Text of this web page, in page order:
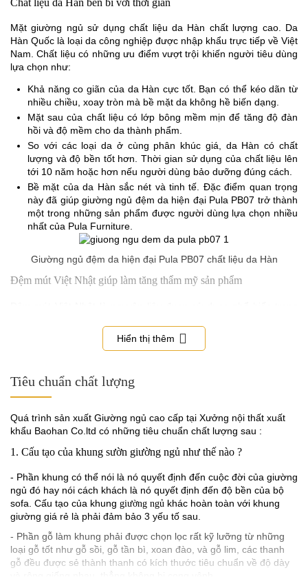
Mặt giường ngủ sử dụng chất liệu da Hàn chất lượng cao. Da
Hàn Quốc là loại da công nghiệp được nhập khẩu trực tiếp về Việt
Nam. Chất liệu có những ưu điểm vượt trội khiến người tiêu dùng
lựa chọn như:
Khả năng co giãn của da Hàn cực tốt. Bạn có thể kéo dãn từ
nhiều chiều, xoay tròn mà bề mặt da không hề biến dạng.
Mặt sau của chất liệu có lớp bông mềm mịn để tăng độ đàn
hồi và độ mềm cho da thành phẩm.
So với các loại da ở cùng phân khúc giá, da Hàn có chất
lượng và độ bền tốt hơn. Thời gian sử dụng của chất liệu lên
tới 10 năm hoặc hơn nếu người dùng bảo dưỡng đúng cách.
Bề mặt của da Hàn sắc nét và tinh tế. Đặc điểm quan trọng
này đã giúp giường ngủ đệm da hiện đại Pula PB07 trở thành
một trong những sản phẩm được người dùng lựa chọn nhiều
nhất của Pula Furniture.
Giường ngủ đệm da hiện đại Pula PB07 chất liệu da Hàn
Đệm mút Việt Nhật giúp làm tăng thẩm mỹ sản phẩm
Những đặc tính nổi bật của đệm mút mang thương hiệu Việt
chất lượng, có độ chính xác cao về kích thường dài, rộng, cao
Nguyên liệu sản xuất đệm mút được tuyển chọn kỹ càng để
cho ra sản phẩm có tuổi thọ sử dụng lên tới trên 10 năm.
Mức giá của đệm mút ở mức trung bình, phù hợp với ngân
Viền vàng mang ý nghĩa tốt đẹp
Giường ngủ đệm da hiện đại Pula PB07 phiên bản tiêu chuẩn sử
dụng viền vàng ánh kim. Màu vàng mang nhiều ý nghĩa tốt đẹp
vàng ánh kim là màu của tình yêu rực rỡ kiêu sa và không thiếu
sự chân thành, tin tưởng.
Hiển thị thêm
Tiêu chuẩn chất lượng
Quá trình sản xuất Giường ngủ cao cấp tại Xưởng nội thất xuất
khẩu Baohan Co.ltd có những tiêu chuẩn chất lượng sau :
1. Cấu tạo của khung sườn giường ngủ như thế nào ?
- Phần khung có thể nói là nó quyết định đến cuộc đời của giường
ngủ đó hay nói cách khách là nó quyết định đến độ bền của bộ
sofa. Cấu tạo của khung giường ngủ khác hoàn toàn với khung
giường giá rẻ là phải đảm bảo 3 yếu tố sau.
- Phần gỗ làm khung phải được chọn lọc rất kỹ lưỡng từ những
loại gỗ tốt như gỗ sồi, gỗ tần bì, xoan đào, và gỗ lim, các thanh
gỗ đều được sẻ thành thanh có kích thước tiêu chuẩn về độ dày